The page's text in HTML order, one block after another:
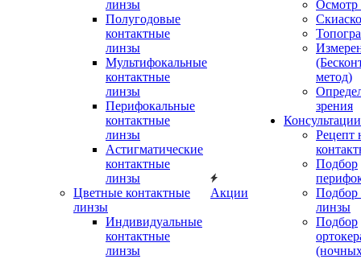
линзы
Полугодовые
контактные
линзы
Мультифокальные
контактные
линзы
Перифокальные
контактные
линзы
Астигматические
контактные
линзы
Цветные контактные
линзы
Индивидуальные
контактные
линзы
Акции
Осмотр
метод)
зрения
Рецепт
Подбор
Подбор
линзы
Подбор